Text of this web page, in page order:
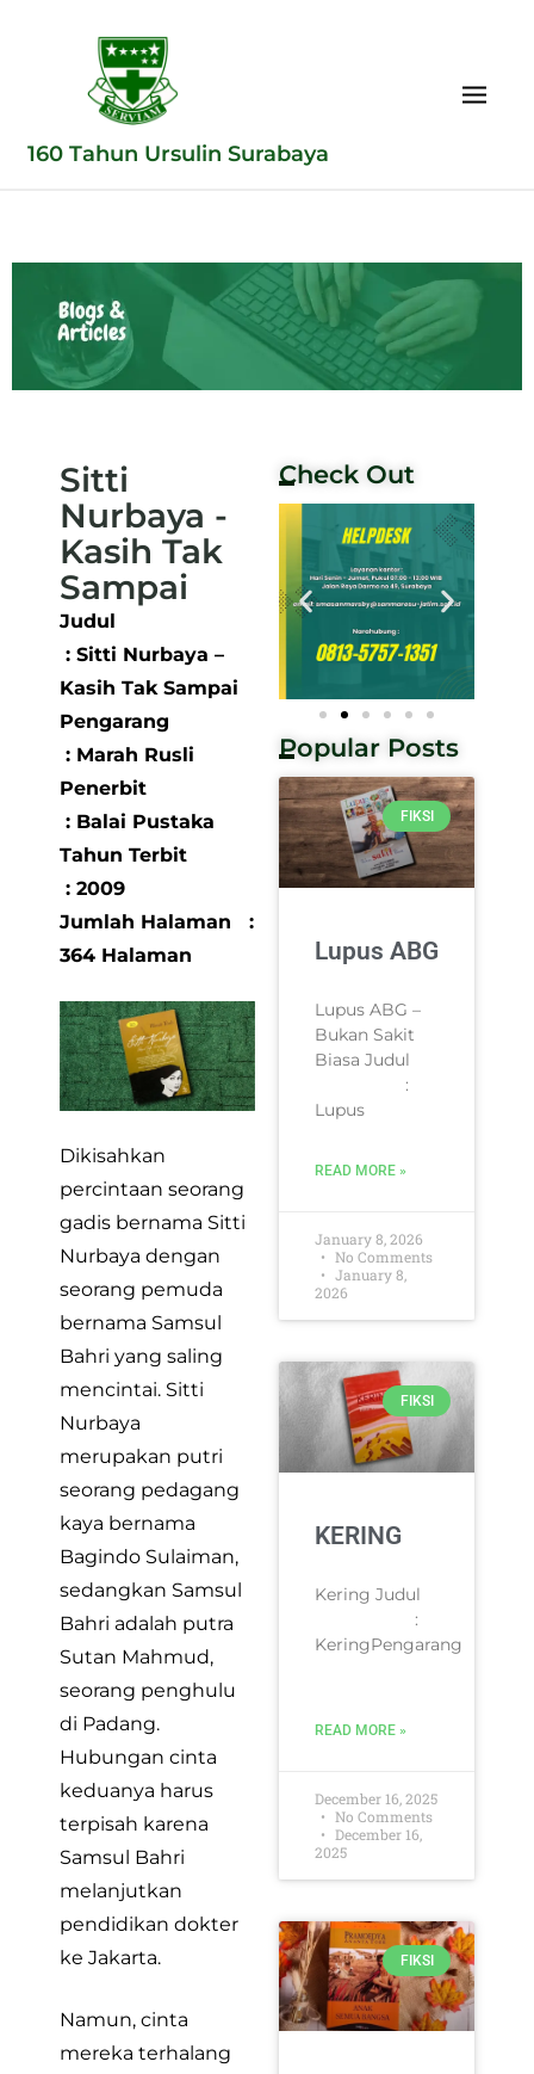
160 Tahun Ursulin Surabaya
Sitti
Nurbaya -
Kasih Tak
Sampai
Judul
: Sitti Nurbaya –
Kasih Tak Sampai
Pengarang
: Marah Rusli
Penerbit
: Balai Pustaka
Tahun Terbit
: 2009
Jumlah Halaman :
364 Halaman
Dikisahkan
percintaan seorang
gadis bernama Sitti
Nurbaya dengan
seorang pemuda
bernama Samsul
Bahri yang saling
mencintai. Sitti
Nurbaya
merupakan putri
seorang pedagang
kaya bernama
Bagindo Sulaiman,
sedangkan Samsul
Bahri adalah putra
Sutan Mahmud,
seorang penghulu
di Padang.
Hubungan cinta
keduanya harus
terpisah karena
Samsul Bahri
melanjutkan
pendidikan dokter
ke Jakarta.
Namun, cinta
mereka terhalang
Check Out
Popular Posts
FIKSI
Lupus ABG
Lupus ABG –
Bukan Sakit
Biasa Judul
:
Lupus
READ MORE »
January 8, 2026
No Comments
January 8,
2026
FIKSI
KERING
Kering Judul
:
KeringPengarang
READ MORE »
December 16, 2025
No Comments
December 16,
2025
FIKSI